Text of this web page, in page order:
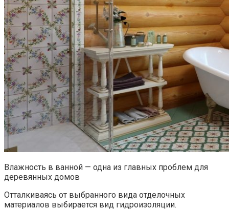
Влажность в ванной — одна из главных проблем для
деревянных домов
Отталкиваясь от выбранного вида отделочных
материалов выбирается вид гидроизоляции.